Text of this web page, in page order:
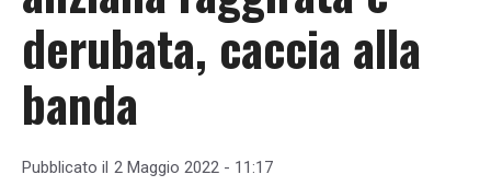
derubata, caccia alla
banda
Pubblicato il 2 Maggio 2022 - 11:17